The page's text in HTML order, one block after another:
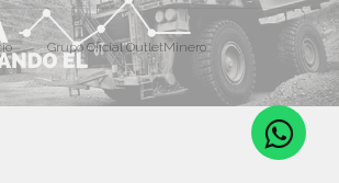
Grupo Oficial OutletMinero